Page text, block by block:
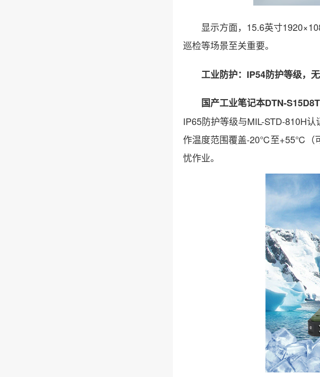
显示方面，15.6英寸
巡检等场景至关重要。
工业防护：IP54防护等级，
国产工业笔记本DTN-
IP65防护等级与MIL-STD-810H
作温度范围覆盖-20℃至+55℃（
忧作业。